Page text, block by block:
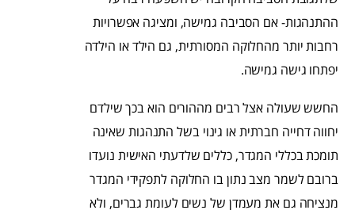
ההתנהגות- אם הסביבה גמישה, ומציגה אפשרויות
רחבות יותר מהחלוקה המסורתית, גם הילד או הילדה
יפתחו גישה גמישה.
החשש שעולה אצל רבים מההורים הוא בכך שילדם
יחווה דחייה חברתית או גינוי בשל התנהגות שאינה
תומכת בכללי המגדר, כללים שלדעתי האישית נועדו
ברובם לשמר מצב נתון בו החלוקה לתפקידי המגדר
מנציחה גם את מעמדן של נשים לעומת גברים, ולא